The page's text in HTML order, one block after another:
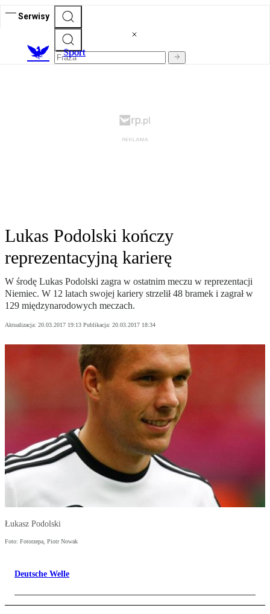
Serwisy
Sport
Lukas Podolski kończy
reprezentacyjną karierę
W środę Lukas Podolski zagra w ostatnim meczu w reprezentacji
Niemiec. W 12 latach swojej kariery strzelił 48 bramek i zagrał w
129 międzynarodowych meczach.
Aktualizacja: 20.03.2017 19:13 Publikacja: 20.03.2017 18:34
Łukasz Podolski
Foto: Fotorzepa, Piotr Nowak
Deutsche Welle